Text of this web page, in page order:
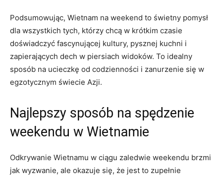
Podsumowując,‍ Wietnam na weekend to świetny pomysł
dla wszystkich tych,‍ którzy chcą w⁣ krótkim czasie
⁣doświadczyć fascynującej⁤ kultury, pysznej kuchni i
zapierających dech ⁤w piersiach widoków. To idealny‍
sposób na ucieczkę⁢ od codzienności i⁤ zanurzenie⁤ się w
egzotycznym świecie Azji.
Najlepszy sposób ‍na spędzenie
weekendu w Wietnamie
Odkrywanie Wietnamu w ciągu ‌zaledwie weekendu brzmi
jak wyzwanie, ale okazuje się, że‌ jest to⁣ zupełnie